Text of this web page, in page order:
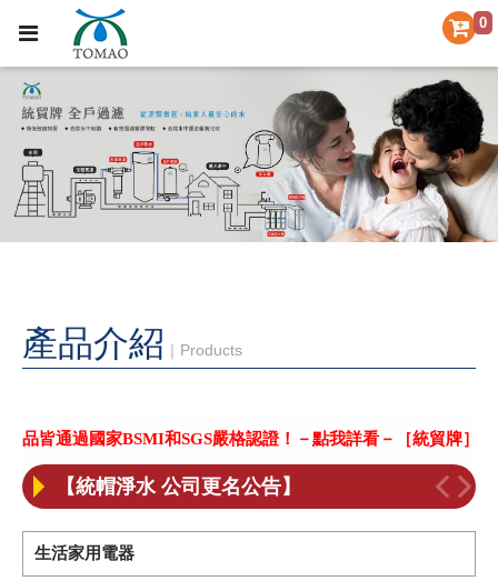
0
產品介紹 ｜Products
品皆通過國家BSMI和SGS嚴格認證！－點我詳看－［統貿牌］台
【統帽淨水 公司更名公告】
生活家用電器